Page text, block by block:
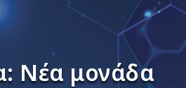
Νέα μονάδα